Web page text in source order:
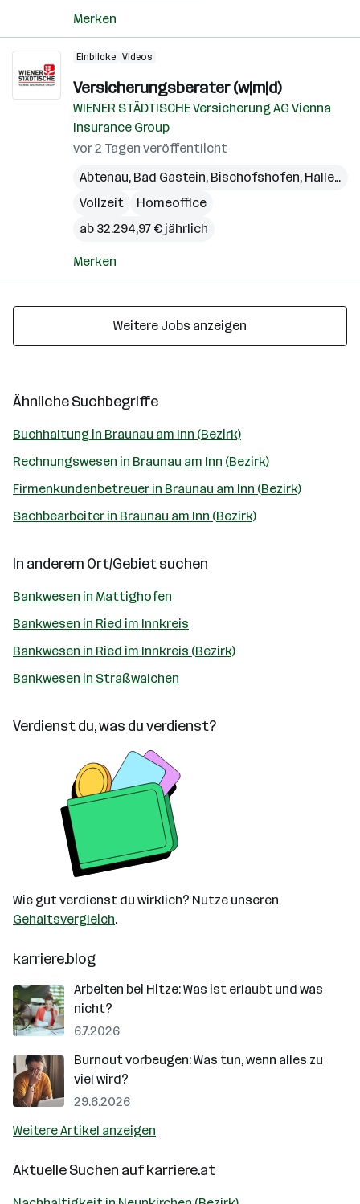
Merken
Einblicke Videos
Versicherungsberater (w|m|d)
WIENER STÄDTISCHE Versicherung AG Vienna
Insurance Group
vor 2 Tagen veröffentlicht
Abtenau, Bad Gastein, Bischofshofen, Hallein
Vollzeit
Homeoffice
ab 32.294,97 € jährlich
Merken
Weitere Jobs anzeigen
Ähnliche Suchbegriffe
Buchhaltung in Braunau am Inn (Bezirk)
Rechnungswesen in Braunau am Inn (Bezirk)
Firmenkundenbetreuer in Braunau am Inn (Bezirk)
Sachbearbeiter in Braunau am Inn (Bezirk)
In anderem Ort/Gebiet suchen
Bankwesen in Mattighofen
Bankwesen in Ried im Innkreis
Bankwesen in Ried im Innkreis (Bezirk)
Bankwesen in Straßwalchen
Verdienst du, was du verdienst?
Wie gut verdienst du wirklich? Nutze unseren
Gehaltsvergleich.
karriere.blog
Arbeiten bei Hitze: Was ist erlaubt und was
nicht?
6.7.2026
Burnout vorbeugen: Was tun, wenn alles zu
viel wird?
29.6.2026
Weitere Artikel anzeigen
Aktuelle Suchen aufkarriere.at